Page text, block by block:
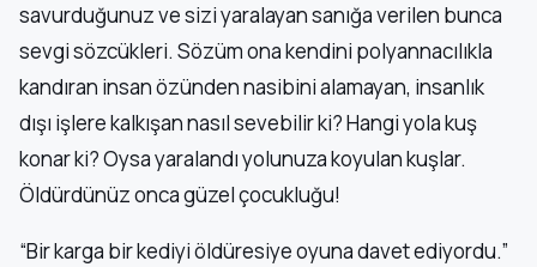
savurduğunuz ve sizi yaralayan sanığa verilen bunca
sevgi sözcükleri. Sözüm ona kendini polyannacılıkla
kandıran insan özünden nasibini alamayan, insanlık
dışı işlere kalkışan nasıl sevebilir ki? Hangi yola kuş
konar ki? Oysa yaralandı yolunuza koyulan kuşlar.
Öldürdünüz onca güzel çocukluğu!
“Bir karga bir kediyi öldüresiye oyuna davet ediyordu.”